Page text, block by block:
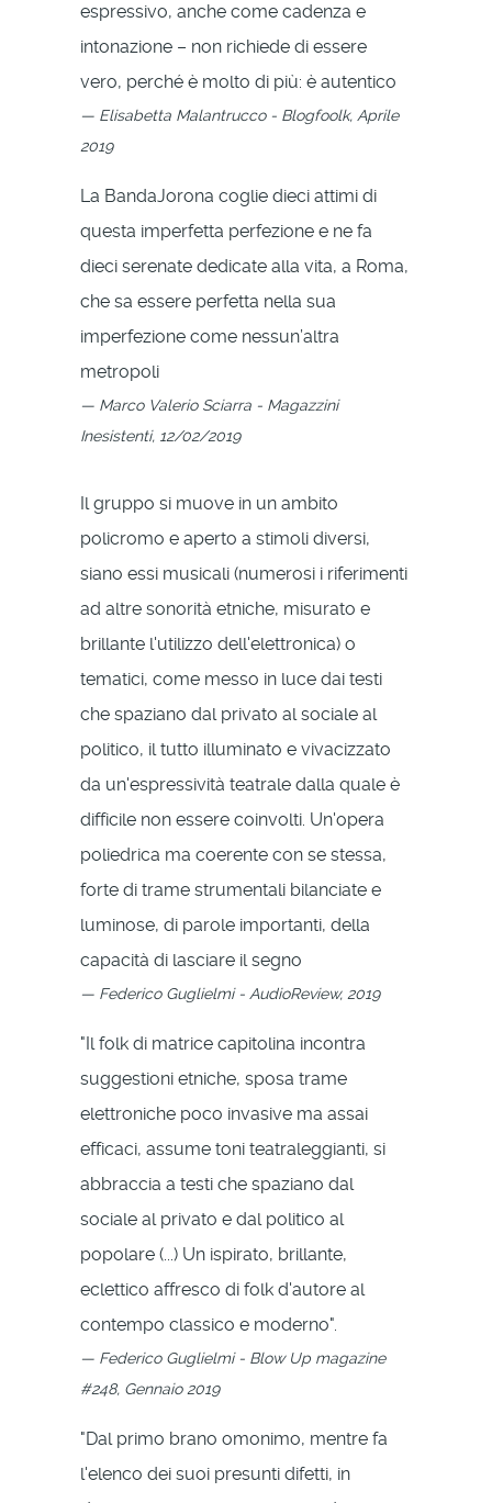
espressivo, anche come cadenza e
intonazione – non richiede di essere
vero, perché è molto di più: è autentico
Elisabetta Malantrucco - Blogfoolk, Aprile
2019
La BandaJorona coglie dieci attimi di
questa imperfetta perfezione e ne fa
dieci serenate dedicate alla vita, a Roma,
che sa essere perfetta nella sua
imperfezione come nessun’altra
metropoli
Marco Valerio Sciarra - Magazzini
Inesistenti, 12/02/2019
Il gruppo si muove in un ambito
policromo e aperto a stimoli diversi,
siano essi musicali (numerosi i riferimenti
ad altre sonorità etniche, misurato e
brillante l'utilizzo dell'elettronica) o
tematici, come messo in luce dai testi
che spaziano dal privato al sociale al
politico, il tutto illuminato e vivacizzato
da un'espressività teatrale dalla quale è
difficile non essere coinvolti. Un'opera
poliedrica ma coerente con se stessa,
forte di trame strumentali bilanciate e
luminose, di parole importanti, della
capacità di lasciare il segno
Federico Guglielmi - AudioReview, 2019
"Il folk di matrice capitolina incontra
suggestioni etniche, sposa trame
elettroniche poco invasive ma assai
efficaci, assume toni teatraleggianti, si
abbraccia a testi che spaziano dal
sociale al privato e dal politico al
popolare (...) Un ispirato, brillante,
eclettico affresco di folk d'autore al
contempo classico e moderno".
Federico Guglielmi - Blow Up magazine
#248, Gennaio 2019
"Dal primo brano omonimo, mentre fa
l'elenco dei suoi presunti difetti, in